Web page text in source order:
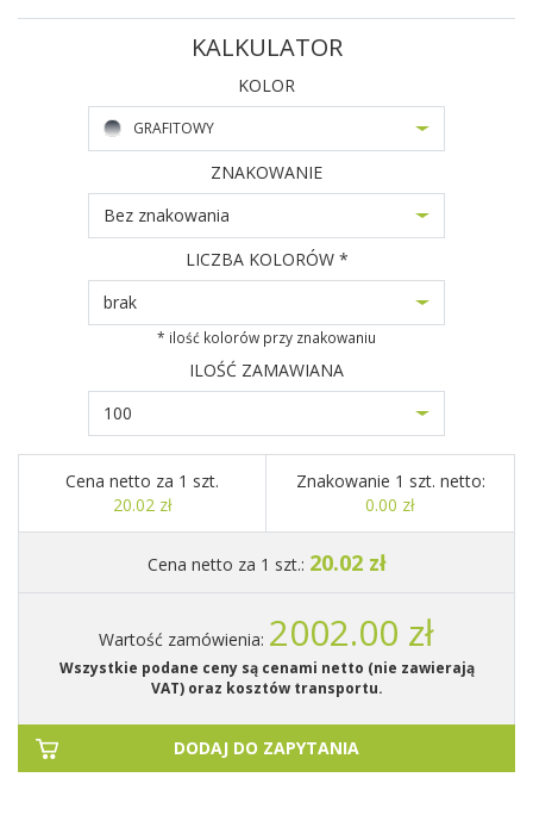
KALKULATOR
KOLOR
GRAFITOWY
ZNAKOWANIE
Bez znakowania
LICZBA KOLORÓW *
brak
* ilość kolorów przy znakowaniu
ILOŚĆ ZAMAWIANA
100
Cena netto za 1 szt.
20.02 zł
Znakowanie 1 szt. netto:
0.00 zł
Cena netto za 1 szt.: 20.02 zł
Wartość zamówienia: 2002.00 zł
Wszystkie podane ceny są cenami netto (nie zawierają
VAT) oraz kosztów transportu.
DODAJ DO ZAPYTANIA